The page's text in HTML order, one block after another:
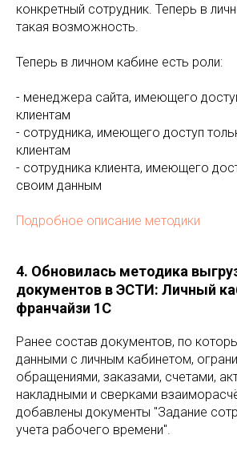
конкретный сотрудник. Теперь в
такая возможность.
Теперь в личном кабине есть роли:
- менеджера сайта, имеющего
клиентам
- сотрудника, имеющего доступ
клиентам
- сотрудника клиента, имеющего
своим данным
Подробное описание методики
4. Обновилась методика
документов в ЭСТИ: Личный
франчайзи 1С
Ранее состав документов, по
данными с личным кабинетом,
обращениями, заказами, счетами,
накладными и сверками
добавлены документы "Задание
учета рабочего времени".